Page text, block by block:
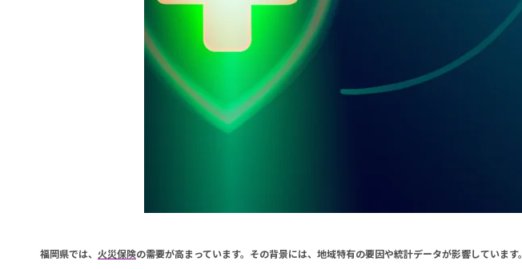
福岡県では、 火災保険の需要が高まっています。その背景には、地域特有の要因や統計データが影響しています。